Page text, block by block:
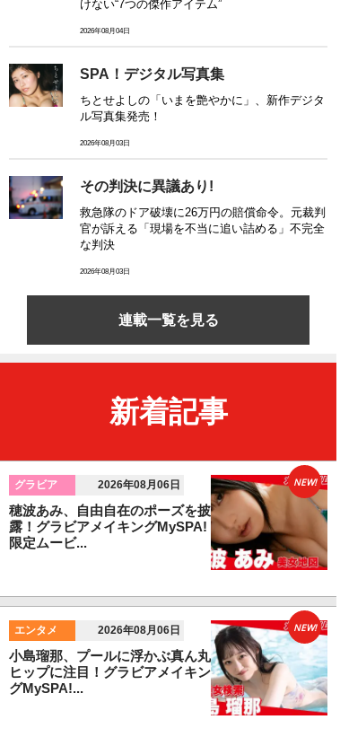
けない“7つの傑作アイテム”
2026年08月04日
SPA！デジタル写真集
ちとせよしの「いまを艶やかに」、新作デジタ
ル写真集発売！
2026年08月03日
その判決に異議あり!
救急隊のドア破壊に26万円の賠償命令。元裁判
官が訴える「現場を不当に追い詰める」不完全
な判決
2026年08月03日
連載一覧を見る
新着記事
グラビア 2026年08月06日
穂波あみ、自由自在のポーズを披
露！グラビアメイキングMySPA!
限定ムービ...
NEW!
エンタメ 2026年08月06日
小島瑠那、プールに浮かぶ真ん丸
ヒップに注目！グラビアメイキン
グMySPA!...
NEW!